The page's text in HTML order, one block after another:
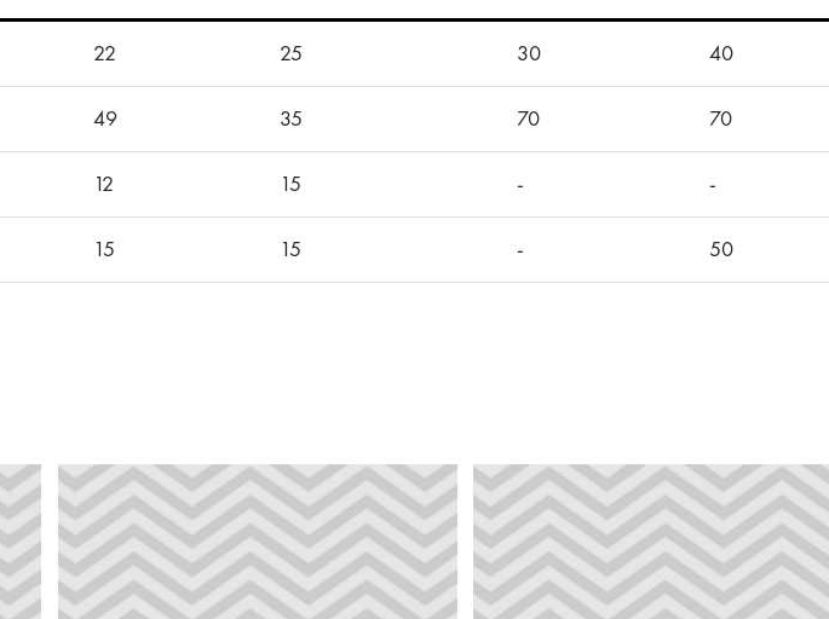
22 25 30 40
49 35 70 70
12 15 - -
15 15 - 50